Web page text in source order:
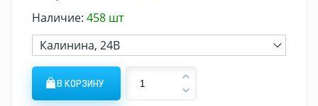
Наличие: 458 шт
Калинина, 24В
В КОРЗИНУ